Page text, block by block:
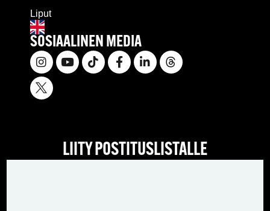
Liput
SOSIAALINEN MEDIA
LIITY POSTITUSLISTALLE